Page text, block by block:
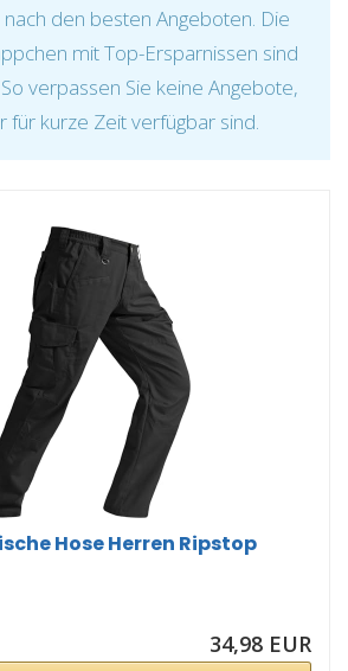
den besten Angeboten. Die
mit Top-Ersparnissen sind
verpassen Sie keine Angebote,
für kurze Zeit verfügbar sind.
Hose Herren Ripstop
34,98 EUR